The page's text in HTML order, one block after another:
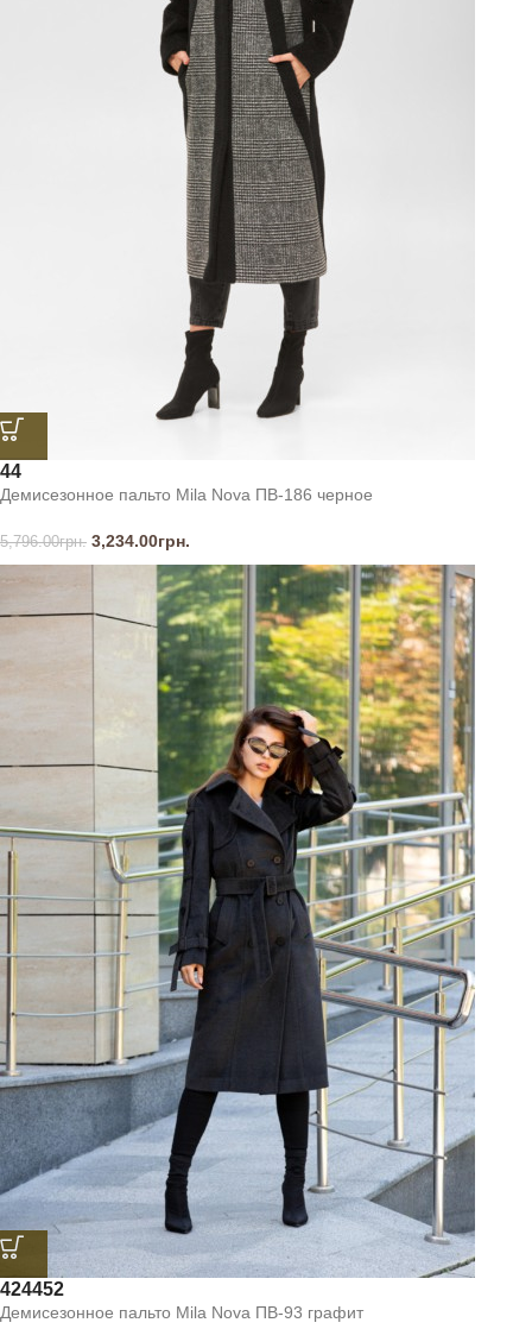
44
Демисезонное пальто Mila Nova ПВ-186 черное
5,796.00грн. 3,234.00грн.
424452
Демисезонное пальто Mila Nova ПВ-93 графит